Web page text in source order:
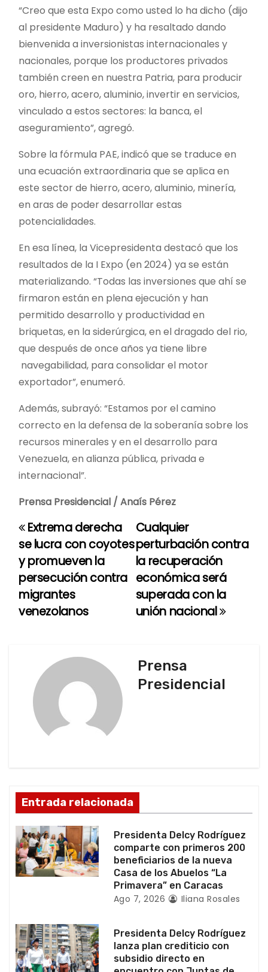
“Creo que esta Expo como usted lo ha dicho (dijo
al presidente Maduro) y ha resaltado dando
bienvenida a inversionistas internacionales y
nacionales, porque los productores privados
también creen en nuestra Patria, para producir
oro, hierro, acero, aluminio, invertir en servicios,
vinculado a estos sectores: la banca, el
aseguramiento”, agregó.
Sobre la fórmula PAE, indicó que se traduce en
una ecuación extraordinaria que se aplica en
este sector de hierro, acero, aluminio, minería,
en aras de poder desarrollar estas
potencialidades.
En esa línea, la Vicepresidenta destacó que los
resultados de la I Expo (en 2024) ya se están
materializando. “Todas las inversiones que ahí se
firmaron están en plena ejecución y han
permitido desarrollo y productividad en
briquetas, en la siderúrgica, en el dragado del rio,
que después de once años ya tiene libre
navegabilidad, para consolidar el motor
exportador”, enumeró.
Además, subrayó: “Estamos por el camino
correcto en la defensa de la soberanía sobre los
recursos minerales y en el desarrollo para
Venezuela, en alianza pública, privada e
internacional”.
Prensa Presidencial / Anaís Pérez
N
a
v
e
e
e
n
a
d
Cualquier
perturbación contra
la recuperación
económica será
superada con la
unión nacional
Extrema derecha
se lucra con coyotes
y promueven la
persecución contra
migrantes
venezolanos
Prensa
Presidencial
Entrada relacionada
Presidenta Delcy Rodríguez
comparte con primeros 200
beneficiarios de la nueva
Casa de los Abuelos “La
Primavera” en Caracas
Ago 7, 2026 Iliana Rosales
Presidenta Delcy Rodríguez
lanza plan crediticio con
subsidio directo en